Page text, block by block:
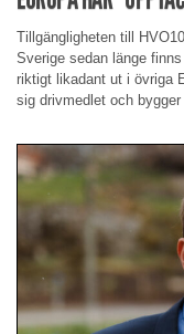
Tillgängligheten till
Sverige sedan länge
riktigt likadant ut i övriga
sig drivmedlet och bygger